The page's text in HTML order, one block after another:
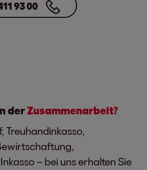
93 00
derZusammenarbeit?
Treuhandinkasso,
– bei uns erhalten Sie